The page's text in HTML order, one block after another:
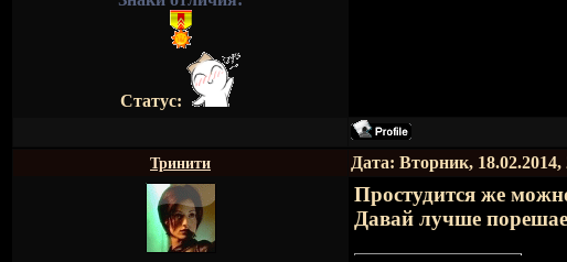
Статус:
Тринити Дата: Вторник,
Простудится же
Давай лучше